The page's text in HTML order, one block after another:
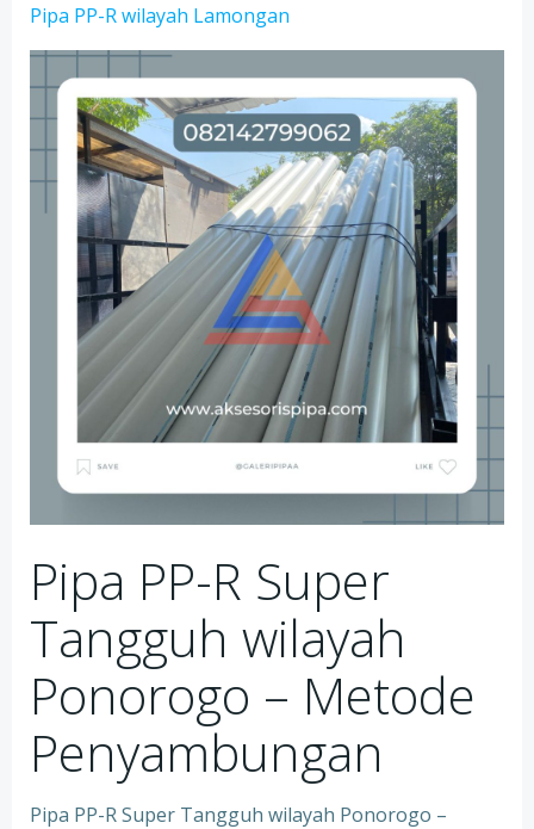
Pipa PP-R wilayah Lamongan
Pipa PP-R Super
Tangguh wilayah
Ponorogo – Metode
Penyambungan
Pipa PP-R Super Tangguh wilayah Ponorogo –